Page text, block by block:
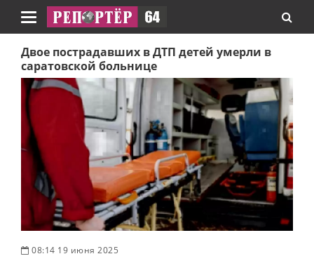
Навигация
Двое пострадавших в ДТП детей умерли в
саратовской больнице
08:14 19 июня 2025